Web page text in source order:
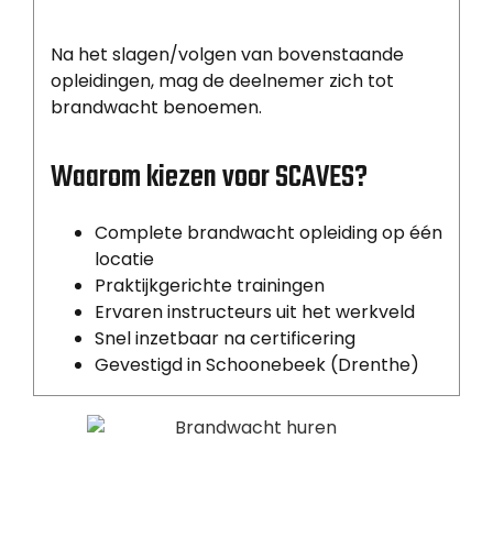
Na het slagen/volgen van bovenstaande
opleidingen, mag de deelnemer zich tot
brandwacht benoemen.
Waarom kiezen voor SCAVES?
Complete brandwacht opleiding op één
locatie
Praktijkgerichte trainingen
Ervaren instructeurs uit het werkveld
Snel inzetbaar na certificering
Gevestigd in Schoonebeek (Drenthe)